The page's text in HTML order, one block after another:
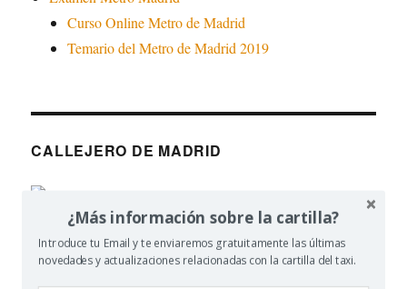
Curso Online Metro de Madrid
Temario del Metro de Madrid 2019
CALLEJERO DE MADRID
¿Más información sobre la cartilla?
Introduce tu Email y te enviaremos gratuitamente las últimas
novedades y actualizaciones relacionadas con la cartilla del taxi.